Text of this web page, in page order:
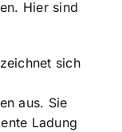
Hier sind
sich
aus. Sie
Ladung